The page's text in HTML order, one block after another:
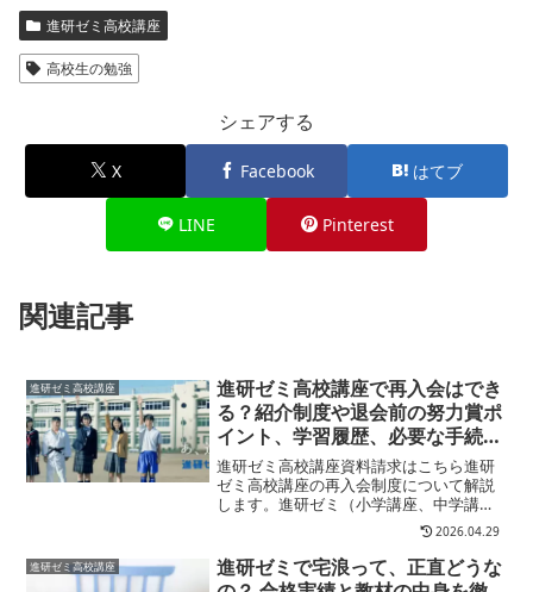
進研ゼミ高校講座
高校生の勉強
シェアする
X Facebook はてブ
LINE Pinterest
関連記事
進研ゼミ高校講座
進研ゼミ高校講座で再入会はでき
る？紹介制度や退会前の努力賞ポ
イント、学習履歴、必要な手続き
まで再受講について調べてみまし
た
進研ゼミ高校講座資料請求はこちら進研
ゼミ高校講座の再入会制度について解説
します。進研ゼミ（小学講座、中学講
座、高校講座）を以前に受講していた人
が、いったん退会して、もう一度始めた
い場合には再入会の手続きが必要となり
ます。そこで再入会はできる...
2026.04.29
進研ゼミ高校講座
進研ゼミで宅浪って、正直どうな